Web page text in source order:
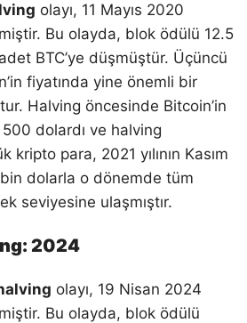
olayı, 11 Mayıs 2020
Bu olayda, blok ödülü 12.5
BTC’ye düşmüştür. Üçüncü
fiyatında yine önemli bir
Halving öncesinde Bitcoin’in
dolardı ve halving
kripto para, 2021 yılının Kasım
bin dolarla o dönemde tüm
seviyesine ulaşmıştır.
2024
olayı, 19 Nisan 2024
Bu olayda, blok ödülü